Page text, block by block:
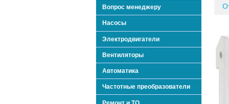
Вопрос менеджеру
Насосы
Электродвигатели
Вентиляторы
Автоматика
Частотные преобразователи